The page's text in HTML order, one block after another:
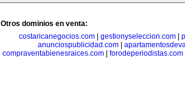
Otros dominios en venta:
costaricanegocios.com| gestionyseleccion.com|
anunciospublicidad.com|
compraventabienesraices.com
forodeperiodistas.com